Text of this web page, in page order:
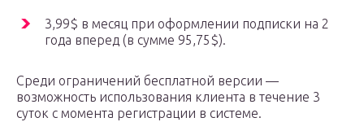
3,99$ в месяц при оформлении подписки на 2
года вперед (в сумме 95,75$).
Среди ограничений бесплатной версии —
возможность использования клиента в течение 3
суток с момента регистрации в системе.